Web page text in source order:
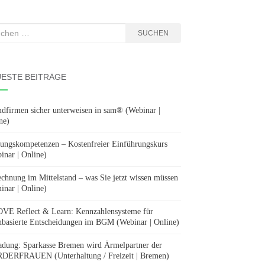
SUCHEN
BEITRÄGE
sicher unterweisen in sam® (Webinar |
– Kostenfreier Einführungskurs
| Online)
im Mittelstand – was Sie jetzt wissen müssen
| Online)
Reflect & Learn: Kennzahlensysteme für
Entscheidungen im BGM (Webinar | Online)
Sparkasse Bremen wird Ärmelpartner der
(Unterhaltung / Freizeit | Bremen)